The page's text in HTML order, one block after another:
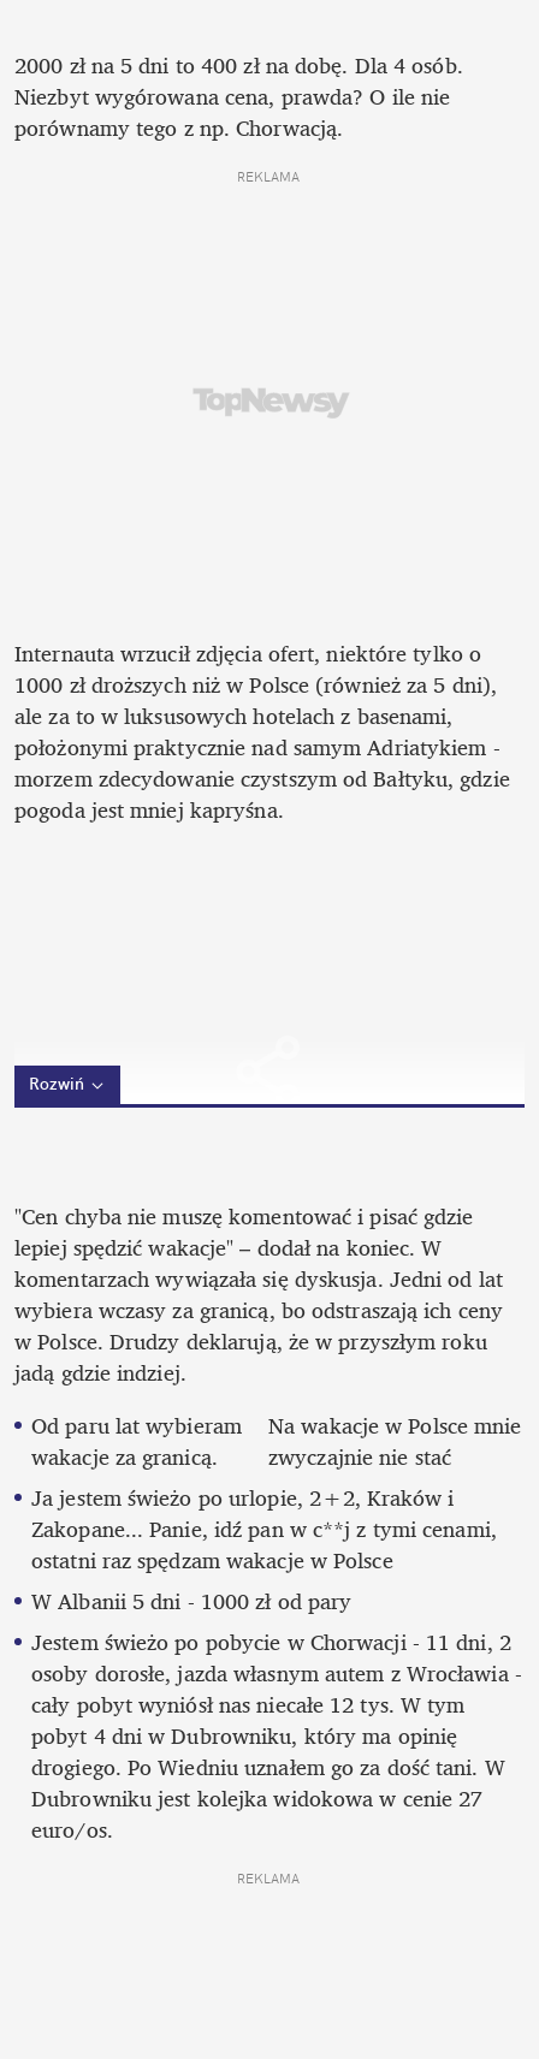
2000 zł na 5 dni to 400 zł na dobę. Dla 4 osób.
Niezbyt wygórowana cena, prawda? O ile nie
porównamy tego z np. Chorwacją.
REKLAMA
Internauta wrzucił zdjęcia ofert, niektóre tylko o
1000 zł droższych niż w Polsce (również za 5 dni),
ale za to w luksusowych hotelach z basenami,
położonymi praktycznie nad samym Adriatykiem -
morzem zdecydowanie czystszym od Bałtyku, gdzie
pogoda jest mniej kapryśna.
Rozwiń
"Cen chyba nie muszę komentować i pisać gdzie
lepiej spędzić wakacje" – dodał na koniec. W
komentarzach wywiązała się dyskusja. Jedni od lat
wybiera wczasy za granicą, bo odstraszają ich ceny
w Polsce. Drudzy deklarują, że w przyszłym roku
jadą gdzie indziej.
Od paru lat wybieram
wakacje za granicą.
Na wakacje w Polsce mnie
zwyczajnie nie stać
Ja jestem świeżo po urlopie, 2+2, Kraków i
Zakopane... Panie, idź pan w c**j z tymi cenami,
ostatni raz spędzam wakacje w Polsce
W Albanii 5 dni - 1000 zł od pary
Jestem świeżo po pobycie w Chorwacji - 11 dni, 2
osoby dorosłe, jazda własnym autem z Wrocławia -
cały pobyt wyniósł nas niecałe 12 tys. W tym
pobyt 4 dni w Dubrowniku, który ma opinię
drogiego. Po Wiedniu uznałem go za dość tani. W
Dubrowniku jest kolejka widokowa w cenie 27
euro/os.
REKLAMA